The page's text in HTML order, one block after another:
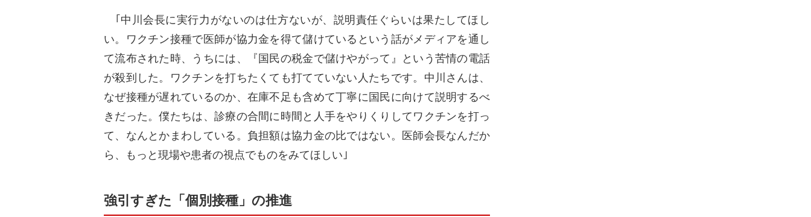
｢中川会長に実行力がないのは仕方ないが、説明責任ぐらいは果たしてほし
い。ワクチン接種で医師が協力金を得て儲けているという話がメディアを通し
て流布された時、うちには、『国民の税金で儲けやがって』という苦情の電話
が殺到した。ワクチンを打ちたくても打てていない人たちです。中川さんは、
なぜ接種が遅れているのか、在庫不足も含めて丁寧に国民に向けて説明するべ
きだった。僕たちは、診療の合間に時間と人手をやりくりしてワクチンを打っ
て、なんとかまわしている。負担額は協力金の比ではない。医師会長なんだか
ら、もっと現場や患者の視点でものをみてほしい｣
強引すぎた「個別接種」の推進